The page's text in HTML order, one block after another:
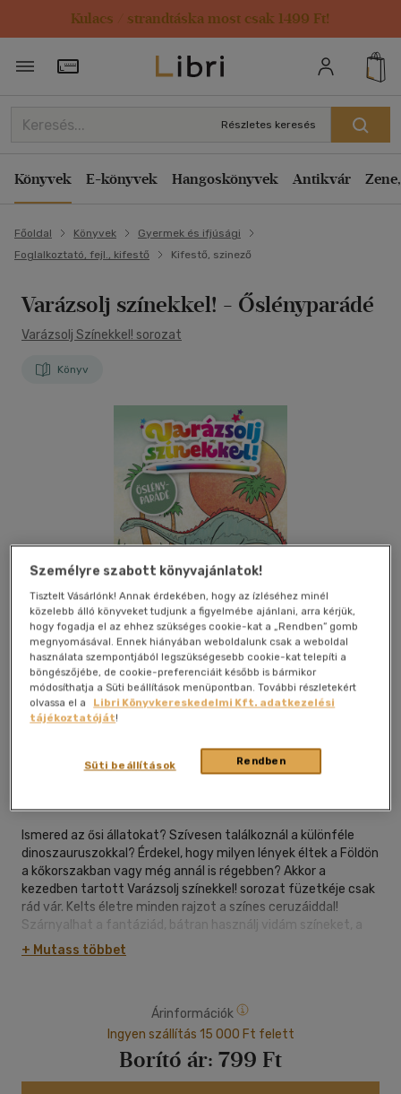
Kulacs / strandtáska most csak 1499 Ft!
Törzsvásárlói Kártya adatai
Részletes keresés
Könyvek E-könyvek Hangoskönyvek Antikvár
Főoldal Könyvek
Gyermek és ifjúsági
Foglalkoztató, fejl., kifestő
Kifestő, szinező
Varázsolj színekkel! - Őslényparádé
Varázsolj Színekkel! sorozat
Könyv
Kívánságlistához adom Megosztom
|magyar nyelvű|irkafűzött
Ismered az ősi állatokat? Szívesen találkoznál a különféle
dinoszauruszokkal? Érdekel, hogy milyen lények éltek a Földön
a kőkorszakban vagy még annál is régebben? Akkor a
kezedben tartott Varázsolj színekkel! sorozat füzetkéje csak
rád vár. Kelts életre minden rajzot a színes ceruzáiddal!
Szárnyalhat a fantáziád, bátran használj vidám színeket, a
lényeg, hogy jól érezd magad!
+ Mutass többet
Árinformációk
Ingyen szállítás 15 000 Ft felett
Borító ár: 799 Ft
Személyre szabott könyvajánlatok!
Tisztelt Vásárlónk! Annak érdekében, hogy az ízléséhez minél
közelebb álló könyveket tudjunk a figyelmébe ajánlani, arra kérjük,
hogy fogadja el az ehhez szükséges cookie-kat a „Rendben” gomb
megnyomásával. Ennek hiányában weboldalunk csak a weboldal
használata szempontjából legszükségesebb cookie-kat telepíti a
böngészőjébe, de cookie-preferenciáit később is bármikor
módosíthatja a Süti beállítások menüpontban. További részletekért
olvassa el a
Libri Könyvkereskedelmi Kft. adatkezelési
tájékoztatóját!
Rendben
Süti beállítások